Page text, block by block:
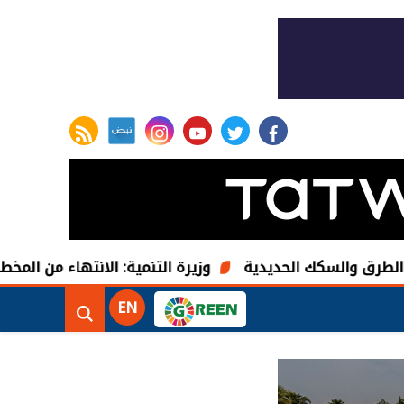
facebook
twitter
youtube
instagram
rss feed
وزيرة التنمية: الانتهاء من المخطط
الحديدية
EN